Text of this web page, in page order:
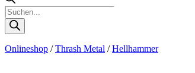
Products
search
Onlineshop /Thrash Metal /Hellhammer